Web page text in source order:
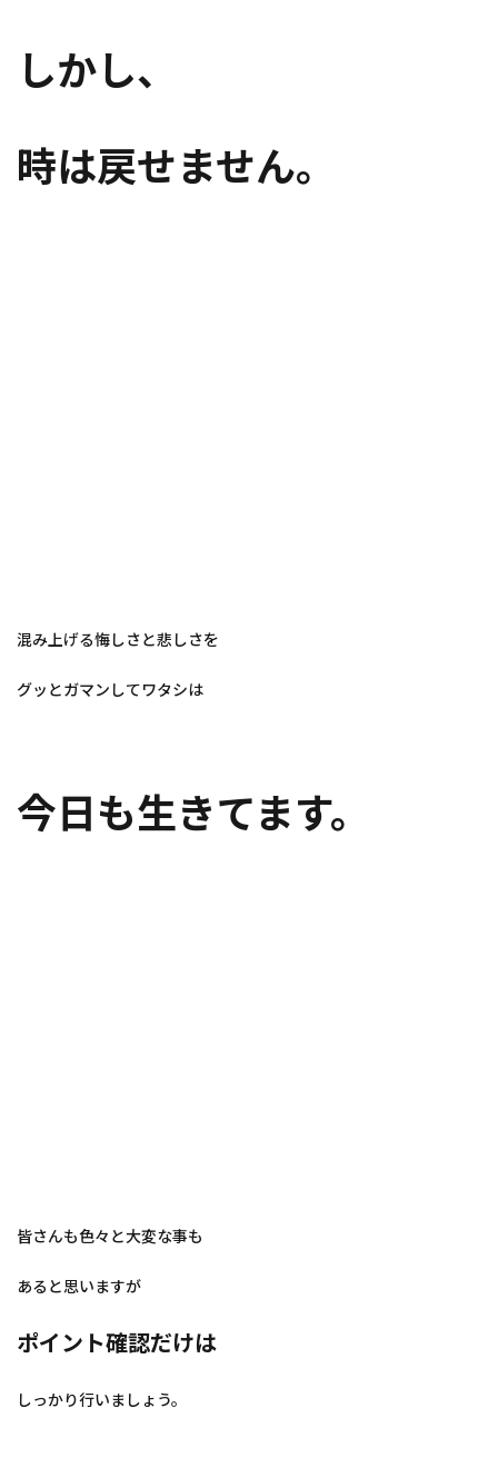
しかし、
時は戻せません。
混み上げる悔しさと悲しさを
グッとガマンしてワタシは
今日も生きてます。
皆さんも色々と大変な事も
あると思いますが
ポイント確認だけは
しっかり行いましょう。